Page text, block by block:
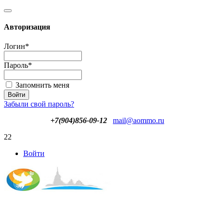
Авторизация
Логин*
Пароль*
Запомнить меня
Забыли свой пароль?
+7(904)856-09-12
mail@aommo.ru
22
Войти